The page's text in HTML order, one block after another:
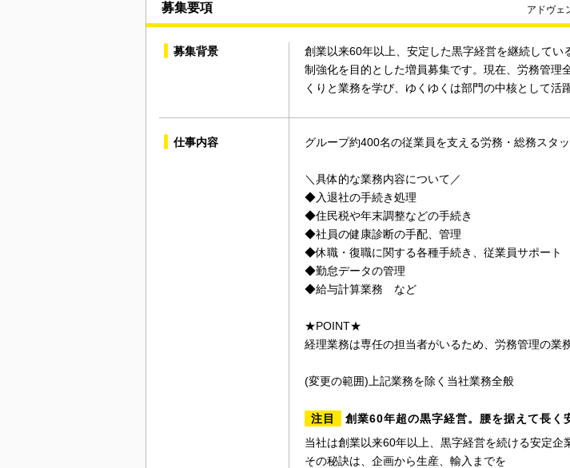
募集要項 アドヴェ
募集背景
創業以来60年以上、安定した黒字経営を継続して
制強化を目的とした増員募集です。現在、労務管理
くりと業務を学び、ゆくゆくは部門の中核として活
仕事内容 グループ約400名の従業員を支える労務・総務スタ
＼具体的な業務内容について／
◆入退社の手続き処理
◆住民税や年末調整などの手続き
◆社員の健康診断の手配、管理
◆休職・復職に関する各種手続き、従業員サポート
◆勤怠データの管理
◆給与計算業務 など
★POINT★
経理業務は専任の担当者がいるため、労務管理の業
(変更の範囲)上記業務を除く当社業務全般
注目
創業60年超の黒字経営。腰を据えて長く
当社は創業以来60年以上、黒字経営を続ける安定企
その秘訣は、企画から生産、輸入までを